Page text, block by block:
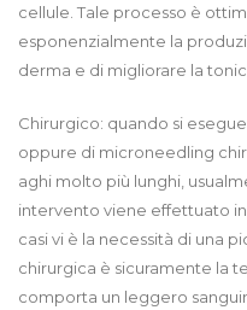
cellule. Tale processo è
esponenzialmente la
derma e di migliorare la
Chirurgico: quando si
oppure di microneedling
aghi molto più lunghi,
intervento viene effettuato
casi vi è la necessità di una
chirurgica è sicuramente la
comporta un leggero